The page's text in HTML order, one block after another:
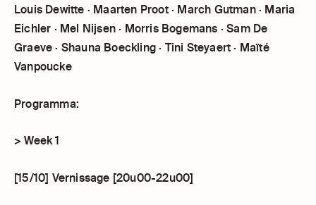
Louis Dewitte · Maarten Proot · March Gutman · Maria
Eichler · Mel Nijsen · Morris Bogemans · Sam De
Graeve · Shauna Boeckling · Tini Steyaert · Maïté
Vanpoucke
Programma:
> Week 1
[15/10] Vernissage [20u00-22u00]